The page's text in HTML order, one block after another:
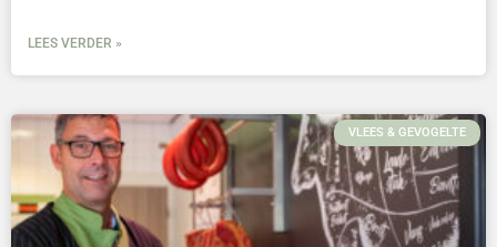
LEES VERDER »
VLEES & GEVOGELTE